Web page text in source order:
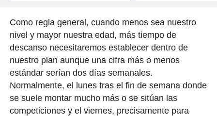
Como regla general, cuando menos sea nuestro
nivel y mayor nuestra edad, más tiempo de
descanso necesitaremos establecer dentro de
nuestro plan aunque una cifra más o menos
estándar serían dos días semanales.
Normalmente, el lunes tras el fin de semana donde
se suele montar mucho más o se sitúan las
competiciones y el viernes, precisamente para